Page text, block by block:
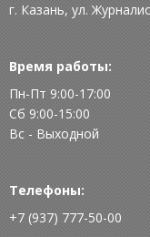
г. Казань, ул.
Время работы:
Пн-Пт 9:00-17:00
Сб 9:00-15:00
Вс - Выходной
Телефоны:
+7 (937) 777-50-00